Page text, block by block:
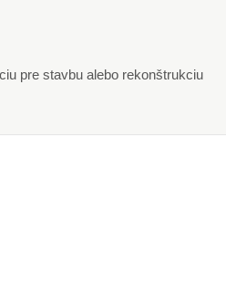
pre stavbu alebo rekonštrukciu